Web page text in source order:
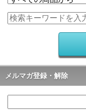
メルマガ登録・解除